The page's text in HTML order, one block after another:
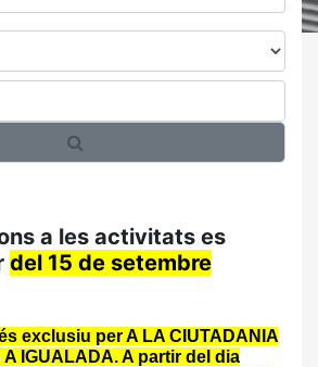
a les activitats es
del 15 de setembre
exclusiu per A LA CIUTADANIA
A IGUALADA. A partir del dia